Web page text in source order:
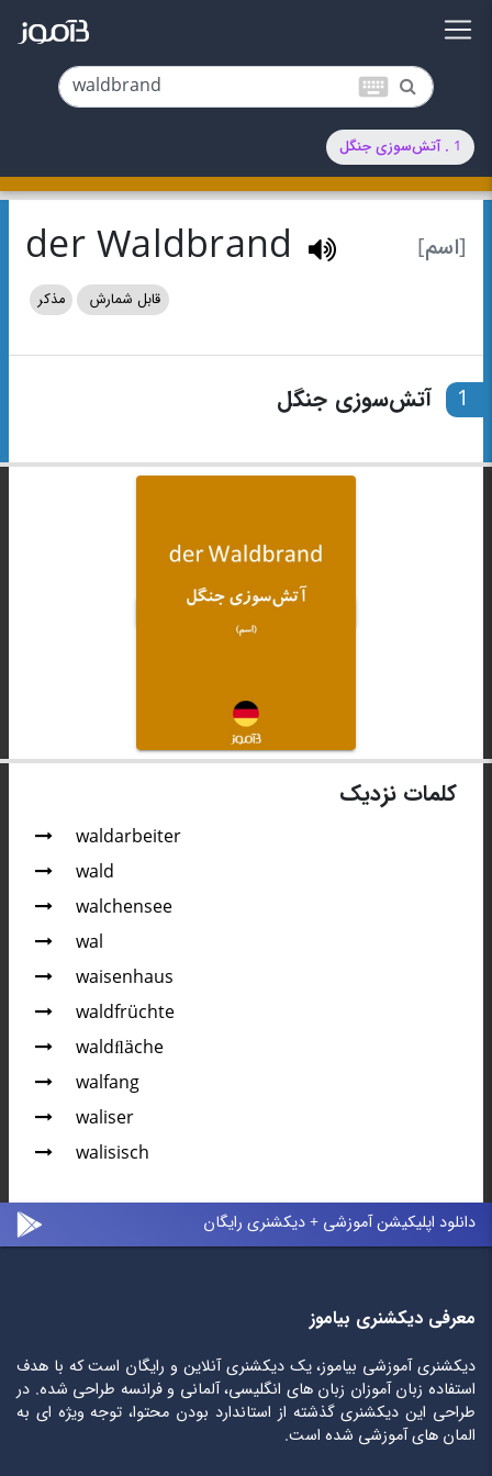
keyboard
1 . آتش‌سوزی جنگل
[اسم] der Waldbrand
قابل شمارش مذکر
1 آتش‌سوزی جنگل
کلمات نزدیک
waldarbeiter
wald
walchensee
wal
waisenhaus
waldfrüchte
waldﬂäche
walfang
waliser
walisisch
دانلود اپلیکیشن آموزشی + دیکشنری رایگان
معرفی دیکشنری بیاموز
دیکشنری آموزشی بیاموز، یک دیکشنری آنلاین و رایگان است که با هدف
استفاده زبان آموزان زبان های انگلیسی، آلمانی و فرانسه طراحی شده. در
طراحی این دیکشنری گذشته از استاندارد بودن محتوا، توجه ویژه ای به
المان های آموزشی شده است.